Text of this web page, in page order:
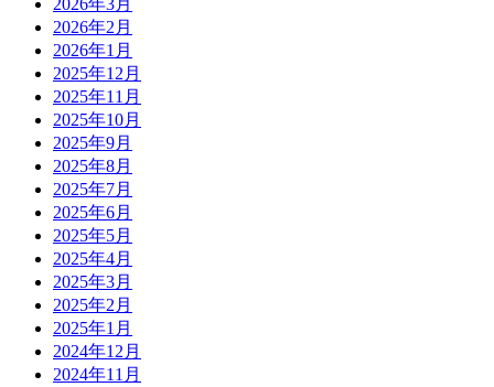
2026年3月
2026年2月
2026年1月
2025年12月
2025年11月
2025年10月
2025年9月
2025年8月
2025年7月
2025年6月
2025年5月
2025年4月
2025年3月
2025年2月
2025年1月
2024年12月
2024年11月